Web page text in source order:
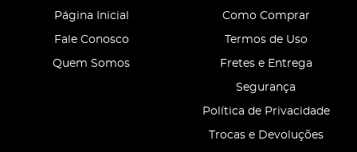
Página Inicial
Fale Conosco
Quem Somos
Como Comprar
Termos de Uso
Fretes e Entrega
Segurança
Política de Privacidade
Trocas e Devoluções